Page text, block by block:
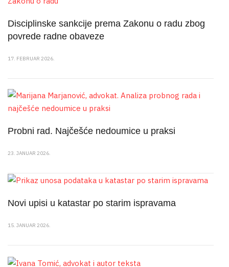
Disciplinske sankcije prema Zakonu o radu zbog
povrede radne obaveze
17. FEBRUAR 2026.
Probni rad. Najčešće nedoumice u praksi
23. JANUAR 2026.
Novi upisi u katastar po starim ispravama
15. JANUAR 2026.